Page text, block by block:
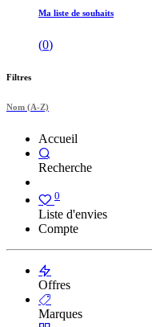
Ma liste de souhaits
(0)
Filtres
Nom (A-Z)
Accueil
Recherche
0
Liste d'envies
Compte
Offres
Marques